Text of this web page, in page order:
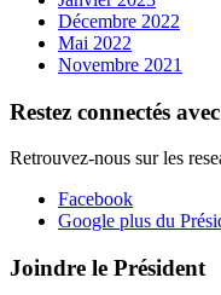
Décembre 2022
Mai 2022
Novembre 2021
Restez connectés
Retrouvez-nous sur les
Facebook
Google plus du
Joindre le Président